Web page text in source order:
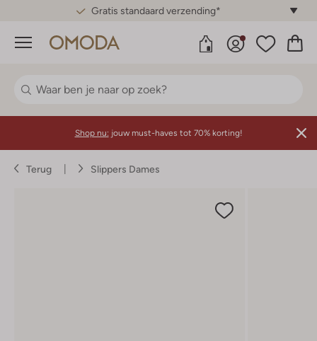
Gratis standaard verzending*
Menu
Shop nu: jouw must-haves tot 70% korting!
Terug Slippers Dames